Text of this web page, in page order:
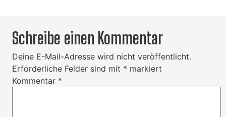
Schreibe einen Kommentar
Deine E-Mail-Adresse wird nicht veröffentlicht.
Erforderliche Felder sind mit * markiert
Kommentar *